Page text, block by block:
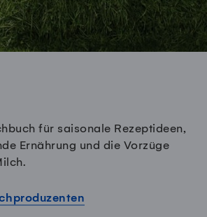
für saisonale Rezeptideen,
Ernährung und die Vorzüge